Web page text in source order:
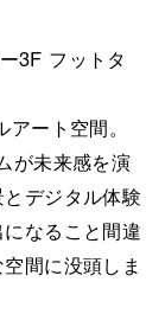
3F フットタ
ート空間。
が未来感を演
デジタル体験
なること間違
間に没頭しま